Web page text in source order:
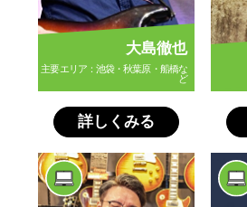
大島徹也
主要エリア：池袋・秋葉原・船橋な
ど
詳しくみる